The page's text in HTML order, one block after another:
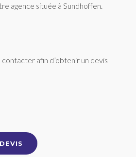
agence située à Sundhoffen.
contacter afin d’obtenir un devis